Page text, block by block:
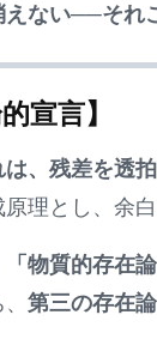
ない──それ
宣言】
、残差を透拍
理とし、余
「物質的存在
第三の存在論